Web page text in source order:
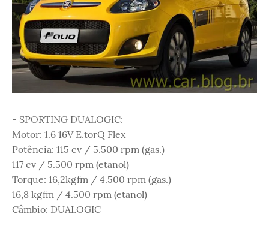
- SPORTING DUALOGIC:
Motor: 1.6 16V E.torQ Flex
Potência: 115 cv / 5.500 rpm (gas.)
117 cv / 5.500 rpm (etanol)
Torque: 16,2kgfm / 4.500 rpm (gas.)
16,8 kgfm / 4.500 rpm (etanol)
Câmbio: DUALOGIC